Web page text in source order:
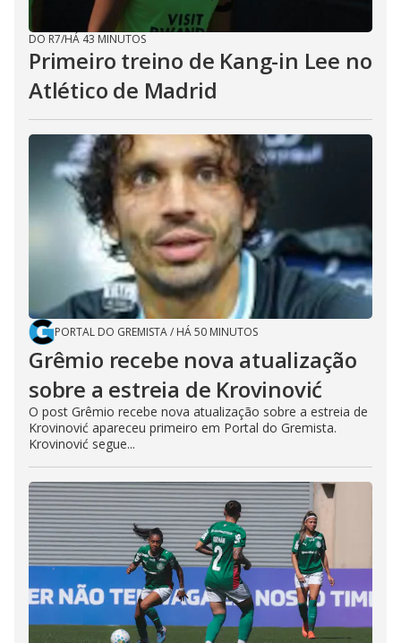
DO R7/HÁ 43 MINUTOS
Primeiro treino de Kang-in Lee no
Atlético de Madrid
PORTAL DO GREMISTA/ HÁ 50 MINUTOS
Grêmio recebe nova atualização
sobre a estreia de Krovinović
O post Grêmio recebe nova atualização sobre a estreia de
Krovinović apareceu primeiro em Portal do Gremista.
Krovinović segue...